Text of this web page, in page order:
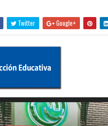
Twitter Google+